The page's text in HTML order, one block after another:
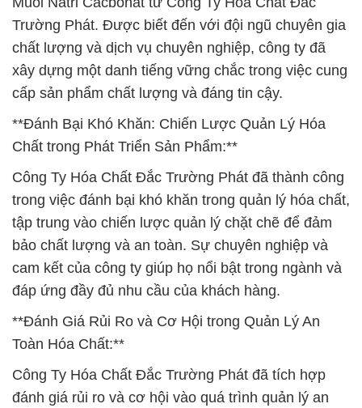
Trường Phát. Được biết đến với đội ngũ chuyên gia
chất lượng và dịch vụ chuyên nghiệp, công ty đã
xây dựng một danh tiếng vững chắc trong việc cung
cấp sản phẩm chất lượng và đáng tin cậy.
**Đánh Bại Khó Khăn: Chiến Lược Quản Lý Hóa
Chất trong Phát Triển Sản Phẩm:**
Công Ty Hóa Chất Đắc Trường Phát đã thành công
trong việc đánh bại khó khăn trong quản lý hóa chất,
tập trung vào chiến lược quản lý chặt chẽ để đảm
bảo chất lượng và an toàn. Sự chuyên nghiệp và
cam kết của công ty giúp họ nổi bật trong ngành và
đáp ứng đầy đủ nhu cầu của khách hàng.
**Đánh Giá Rủi Ro và Cơ Hội trong Quản Lý An
Toàn Hóa Chất:**
Công Ty Hóa Chất Đắc Trường Phát đã tích hợp
đánh giá rủi ro và cơ hội vào quá trình quản lý an